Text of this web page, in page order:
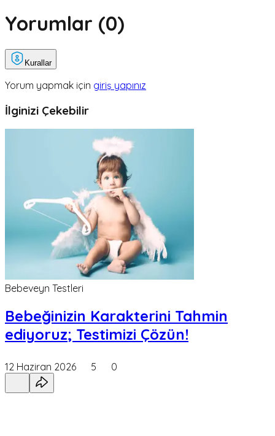
Yorumlar (0)
Kurallar
Yorum yapmak için giriş yapınız
İlginizi Çekebilir
Bebeveyn Testleri
Bebeğinizin Karakterini Tahmin
ediyoruz; Testimizi Çözün!
12 Haziran 2026 5 0